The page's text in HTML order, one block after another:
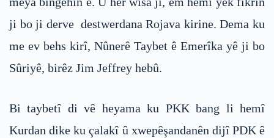
ji bo ji derve destwerdana Rojava kirine. Dema ku
me ev behs kirî, Nûnerê Taybet ê Emerîka yê ji bo
Sûriyê, birêz Jim Jeffrey hebû.
Bi taybetî di vê heyama ku PKK bang li hemî
Kurdan dike ku çalakî û xwepêşandanên dijî PDK ê